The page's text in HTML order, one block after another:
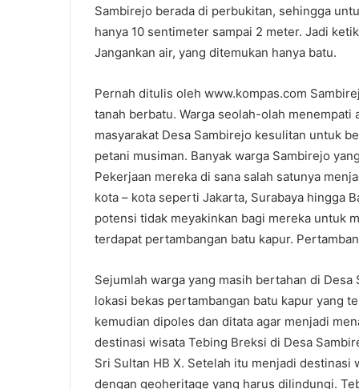
Sambirejo berada di perbukitan, sehingga
hanya 10 sentimeter sampai 2 meter. Jadi
Jangankan air, yang ditemukan hanya batu.
Pernah ditulis oleh www.kompas.com
tanah berbatu. Warga seolah-olah
masyarakat Desa Sambirejo kesulitan untuk
petani musiman. Banyak warga Sambirejo
Pekerjaan mereka di sana salah satunya
kota – kota seperti Jakarta, Surabaya hingga
potensi tidak meyakinkan bagi mereka untuk
terdapat pertambangan batu kapur.
Sejumlah warga yang masih bertahan di
lokasi bekas pertambangan batu kapur yang
kemudian dipoles dan ditata agar menjadi
destinasi wisata Tebing Breksi di Desa
Sri Sultan HB X. Setelah itu menjadi
dengan geoheritage yang harus dilindungi.